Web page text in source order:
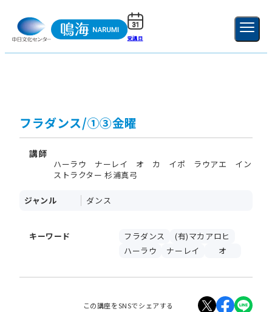
受講日 新規登録
フラダンス/①③金曜
講師
ハーラウ ナーレイ オ カ イポ ラウアエ イン
ストラクター 杉浦真弓
ジャンル ダンス
キーワード フラダンス
(有)マカアロヒ
ハーラウ
ナーレイ オ
この講座をSNSでシェアする